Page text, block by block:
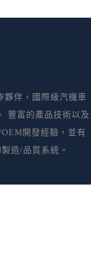
夥伴，國際級汽機車
豐富的產品技術以及
開發經驗，並有
造/品質系統。